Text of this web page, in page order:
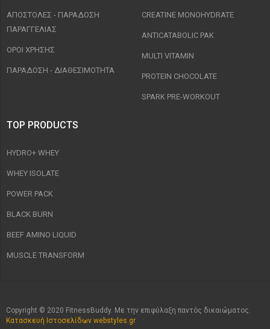
ΑΠΟΣΤΟΛΈΣ - ΠΑΡΆΔΟΣΗ
ΠΑΡΑΓΓΕΛΊΑΣ
ΟΡΟΙ ΧΡΉΣΗΣ
ΠΑΡΑΔΟΣΗ - ΔΙΑΘΕΣΙΜΌΤΗΤΑ
CREATINE MONOHYDRATE
ANTICATABOLIC PAK
MULTI VITAMIN
PROTEIN CHOCOLATE
SPARK PRE-WORKOUT
TOP PRODUCTS
HYDRO+ WHEY
WHEY ISOLATE
POWER PACK
BLACK BURN
BEEF AMINO LIQUID
MUSCLE TRANSFORM
Copyright © 2020 FitnessBuddy. Με την επιφύλαξη παντός δικαιώματος.
Κατασκευή Ιστοσελίδων webstyles.gr